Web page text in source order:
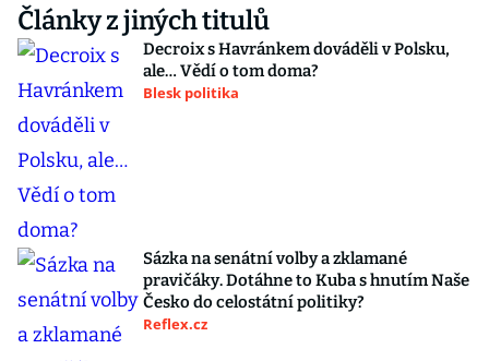
Články z jiných titulů
Decroix s Havránkem dováděli v Polsku,
ale… Vědí o tom doma?
Blesk politika
Sázka na senátní volby a zklamané
pravičáky. Dotáhne to Kuba s hnutím Naše
Česko do celostátní politiky?
Reflex.cz